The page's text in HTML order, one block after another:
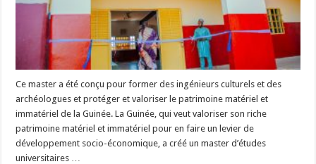
Ce master a été conçu pour former des ingénieurs culturels et des
archéologues et protéger et valoriser le patrimoine matériel et
immatériel de la Guinée. La Guinée, qui veut valoriser son riche
patrimoine matériel et immatériel pour en faire un levier de
développement socio-économique, a créé un master d’études
universitaires …